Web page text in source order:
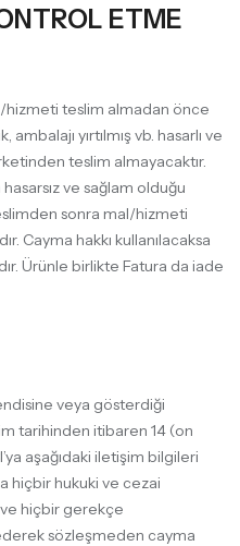
ETME
hizmeti teslim almadan önce
yırtılmış vb. hasarlı ve
teslim almayacaktır.
ve sağlam olduğu
sonra mal/hizmeti
Cayma hakkı kullanılacaksa
Ürünle birlikte Fatura da iade
veya gösterdiği
tarihinden itibaren 14 (on
aşağıdaki iletişim bilgileri
hiçbir hukuki ve cezai
hiçbir gerekçe
sözleşmeden cayma